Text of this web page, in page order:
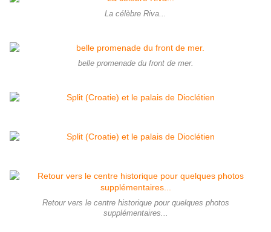
La célèbre Riva...
belle promenade du front de mer.
Retour vers le centre historique pour quelques photos
supplémentaires...